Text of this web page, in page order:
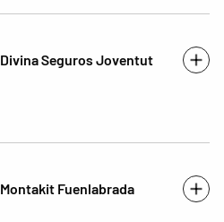
Divina Seguros Joventut
Montakit Fuenlabrada